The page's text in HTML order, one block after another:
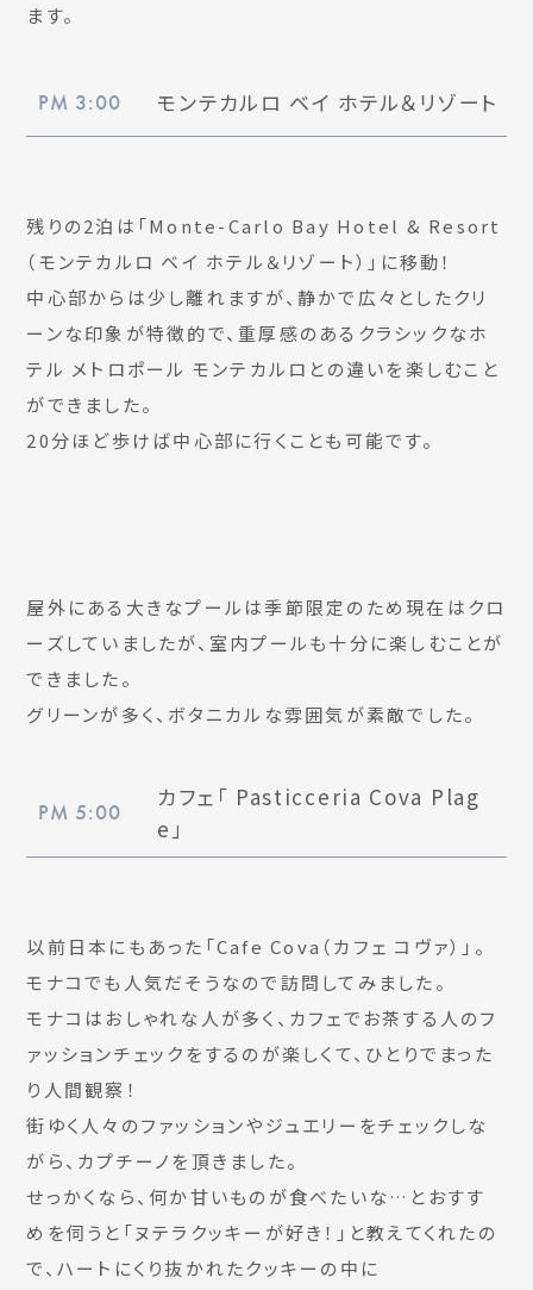
ます。
PM 3:00 モンテカルロ ベイ ホテル＆リゾート
残りの2泊は「Monte-Carlo Bay Hotel & Resort
（モンテカルロ ベイ ホテル＆リゾート）」に移動！
中心部からは少し離れますが、静かで広々としたクリ
ーンな印象が特徴的で、重厚感のあるクラシックなホ
テル メトロポール モンテカルロとの違いを楽しむこと
ができました。
20分ほど歩けば中心部に行くことも可能です。
屋外にある大きなプールは季節限定のため現在はクロ
ーズしていましたが、室内プールも十分に楽しむことが
できました。
グリーンが多く、ボタニカルな雰囲気が素敵でした。
PM 5:00
カフェ「 Pasticceria Cova Plag
e」
以前日本にもあった「Cafe Cova（カフェ コヴァ）」。
モナコでも人気だそうなので訪問してみました。
モナコはおしゃれな人が多く、カフェでお茶する人のフ
ァッションチェックをするのが楽しくて、ひとりでまった
り人間観察！
街ゆく人々のファッションやジュエリーをチェックしな
がら、カプチーノを頂きました。
せっかくなら、何か甘いものが食べたいな…とおすす
めを伺うと「ヌテラクッキーが好き！」と教えてくれたの
で、ハートにくり抜かれたクッキーの中に